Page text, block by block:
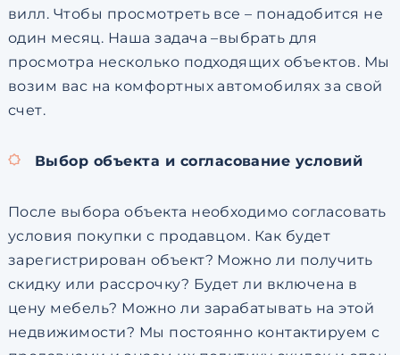
вилл. Чтобы просмотреть все – понадобится не
один месяц. Наша задача –выбрать для
просмотра несколько подходящих объектов. Мы
возим вас на комфортных автомобилях за свой
счет.
Выбор объекта и согласование условий
После выбора объекта необходимо согласовать
условия покупки с продавцом. Как будет
зарегистрирован объект? Можно ли получить
скидку или рассрочку? Будет ли включена в
цену мебель? Можно ли зарабатывать на этой
недвижимости? Мы постоянно контактируем с